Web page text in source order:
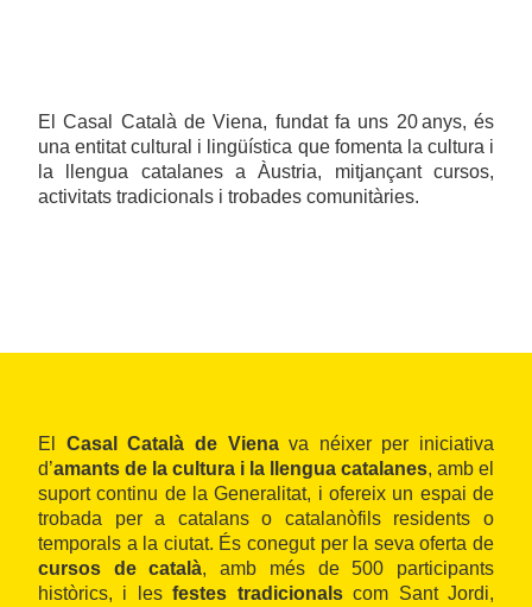
El Casal Català de Viena, fundat fa uns 20 anys, és
una entitat cultural i lingüística que fomenta la cultura i
la llengua catalanes a Àustria, mitjançant cursos,
activitats tradicionals i trobades comunitàries.
El Casal Català de Vienava néixer per iniciativa
d’amants de la cultura i la llengua catalanes, amb el
suport continu de la Generalitat, i ofereix un espai de
trobada per a catalans o catalanòfils residents o
temporals a la ciutat. És conegut per la seva oferta de
cursos de català, amb més de 500 participants
històrics, i lesfestes tradicionalscom Sant Jordi,